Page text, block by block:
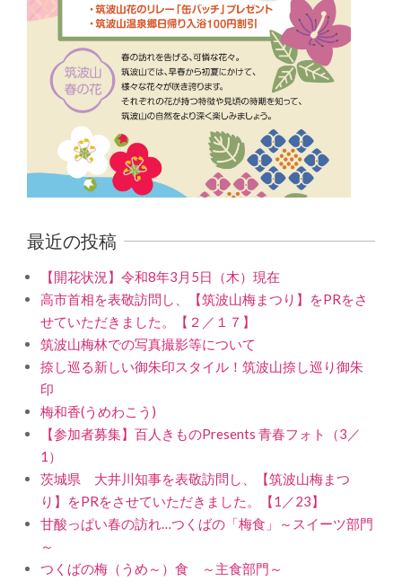
最近の投稿
【開花状況】令和8年3月5日（木）現在
高市首相を表敬訪問し、【筑波山梅まつり】をPRをさ
せていただきました。【２／１７】
筑波山梅林での写真撮影等について
捺し巡る新しい御朱印スタイル！筑波山捺し巡り御朱
印
梅和香(うめわこう)
【参加者募集】百人きものPresents 青春フォト（3／
1）
茨城県 大井川知事を表敬訪問し、【筑波山梅まつ
り】をPRをさせていただきました。【1／23】
甘酸っぱい春の訪れ…つくばの「梅食」～スイーツ部門
～
つくばの梅（うめ～）食 ～主食部門～